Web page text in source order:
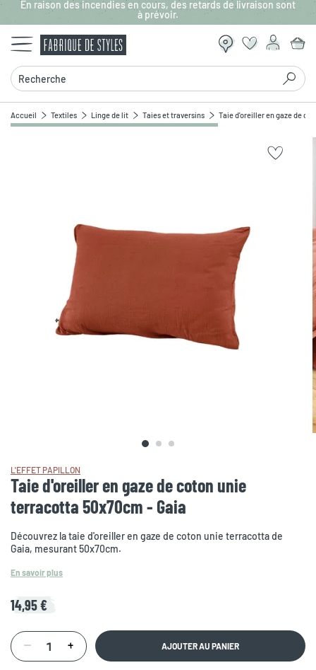
Aller au contenu principal
En raison des incendies en cours, des retards de livraison sont
à prévoir.
Recherche
Accueil Textiles Linge de lit Taies et traversins Taie d'oreiller en gaze de
Zoomer sur l'image
L'EFFET PAPILLON
Taie d'oreiller en gaze de coton unie
terracotta 50x70cm - Gaia
Découvrez la taie d'oreiller en gaze de coton unie terracotta de
Gaia, mesurant 50x70cm.
En savoir plus
14,95 €
AJOUTER AU PANIER